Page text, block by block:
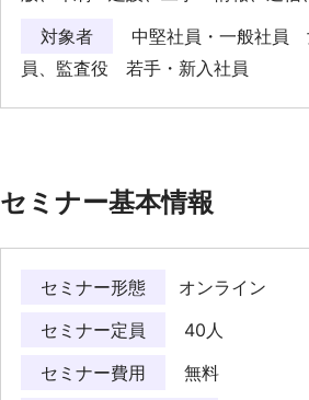
対象者
中堅社員・一般社
員、監査役 若手・新入社員
セミナー基本情報
セミナー形態
オンライン
セミナー定員
40人
セミナー費用
無料